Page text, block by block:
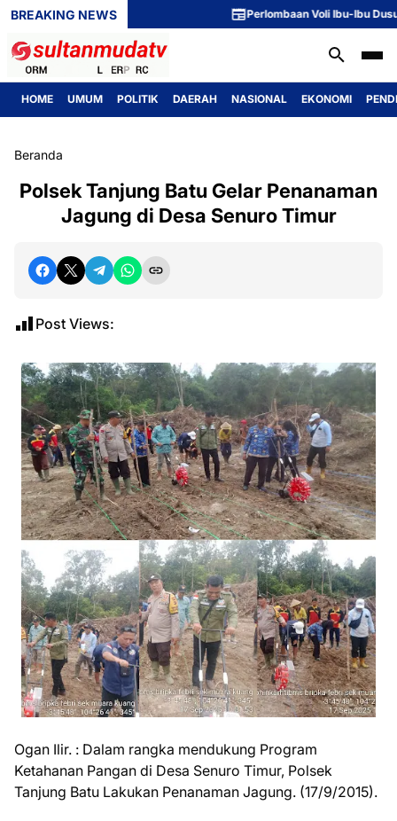
BREAKING NEWS Perlombaan Voli Ibu-Ibu Dusun
HOME UMUM POLITIK DAERAH NASIONAL EKONOMI
Beranda
Polsek Tanjung Batu Gelar Penanaman
Jagung di Desa Senuro Timur
Post Views:
Ogan Ilir. : Dalam rangka mendukung Program
Ketahanan Pangan di Desa Senuro Timur, Polsek
Tanjung Batu Lakukan Penanaman Jagung. (17/9/2015).